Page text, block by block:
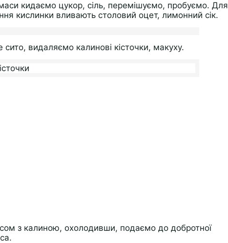
кидаємо цукор, сіль, перемішуємо, пробуємо. Для
кислинки вливають столовий оцет, лимонний сік.
видаляємо калинові кісточки, макуху.
з калиною, охолодивши, подаємо до добротної